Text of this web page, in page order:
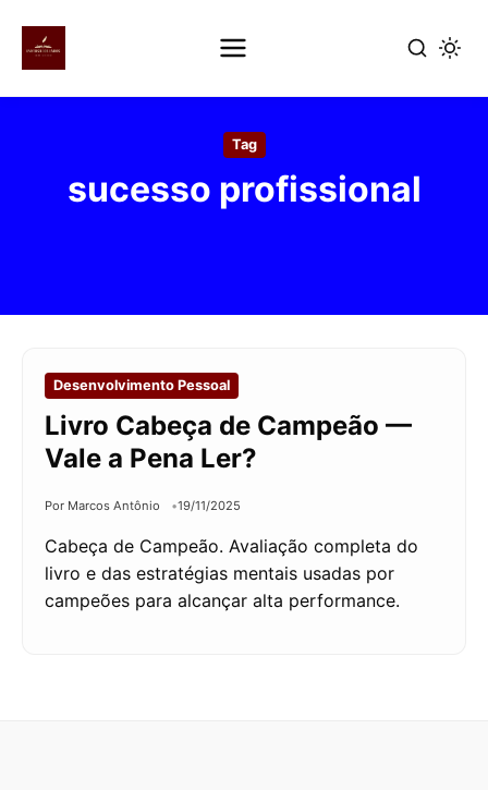
conteúdo
Tag
sucesso profissional
Desenvolvimento Pessoal
Livro Cabeça de Campeão —
Vale a Pena Ler?
Por Marcos Antônio 19/11/2025
Cabeça de Campeão. Avaliação completa do
livro e das estratégias mentais usadas por
campeões para alcançar alta performance.